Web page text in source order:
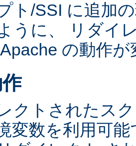
ト/SSI に追加
うに、 リダイ
の動作
クトされたス
変数を利用可